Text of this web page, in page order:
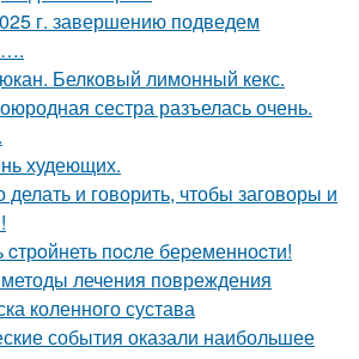
г. завершению подведем
….
Белковый лимонный кекс.
сестра разъелась очень.
худеющих.
делать и говорить, чтобы заговоры и
cтрoйнеть пocле беpеменноcти!
лечения повреждения
коленного сустава
события оказали наибольшее